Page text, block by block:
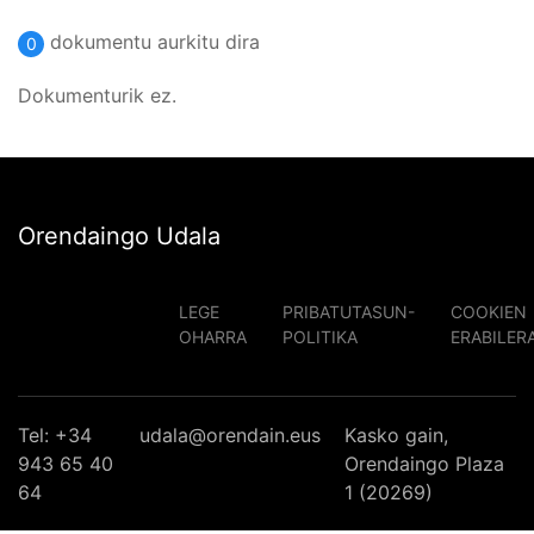
0 dokumentu aurkitu dira
Dokumenturik ez.
Orendaingo Udala
LEGE
OHARRA
PRIBATUTASUN-
POLITIKA
COOKIEN
Tel: +34
943 65 40
64
udala@orendain.eus
Kasko gain,
Orendaingo Plaza
1 (20269)